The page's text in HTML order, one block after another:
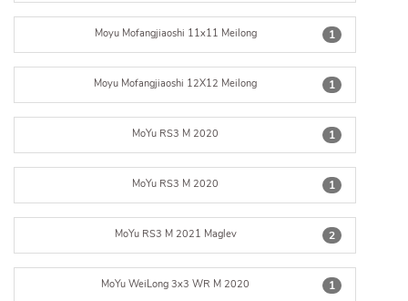
1
Moyu Mofangjiaoshi 11x11 Meilong
1
Moyu Mofangjiaoshi 12X12 Meilong
1
MoYu RS3 M 2020
1
MoYu RS3 M 2020
2
MoYu RS3 M 2021 Maglev
1
MoYu WeiLong 3x3 WR M 2020